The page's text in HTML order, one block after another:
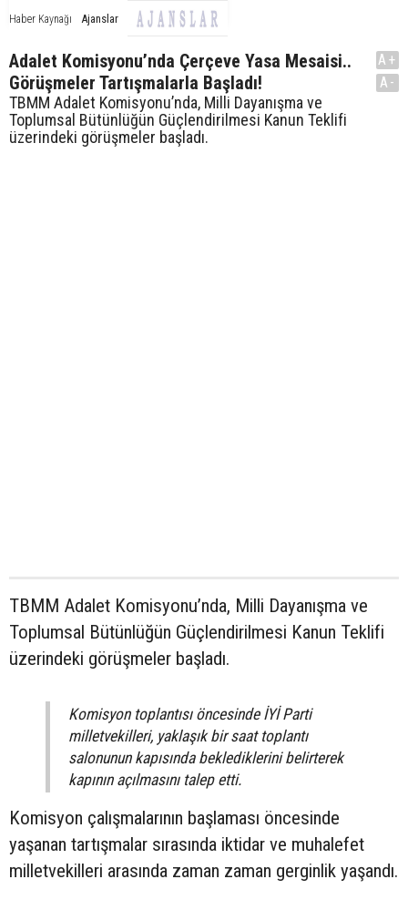
Haber Kaynağı Ajanslar
Adalet Komisyonu’nda Çerçeve Yasa Mesaisi..
Görüşmeler Tartışmalarla Başladı!
TBMM Adalet Komisyonu’nda, Milli Dayanışma ve
Toplumsal Bütünlüğün Güçlendirilmesi Kanun Teklifi
üzerindeki görüşmeler başladı.
A+
A-
TBMM Adalet Komisyonu’nda, Milli Dayanışma ve
Toplumsal Bütünlüğün Güçlendirilmesi Kanun Teklifi
üzerindeki görüşmeler başladı.
Komisyon toplantısı öncesinde İYİ Parti
milletvekilleri, yaklaşık bir saat toplantı
salonunun kapısında beklediklerini belirterek
kapının açılmasını talep etti.
Komisyon çalışmalarının başlaması öncesinde
yaşanan tartışmalar sırasında iktidar ve muhalefet
milletvekilleri arasında zaman zaman gerginlik yaşandı.